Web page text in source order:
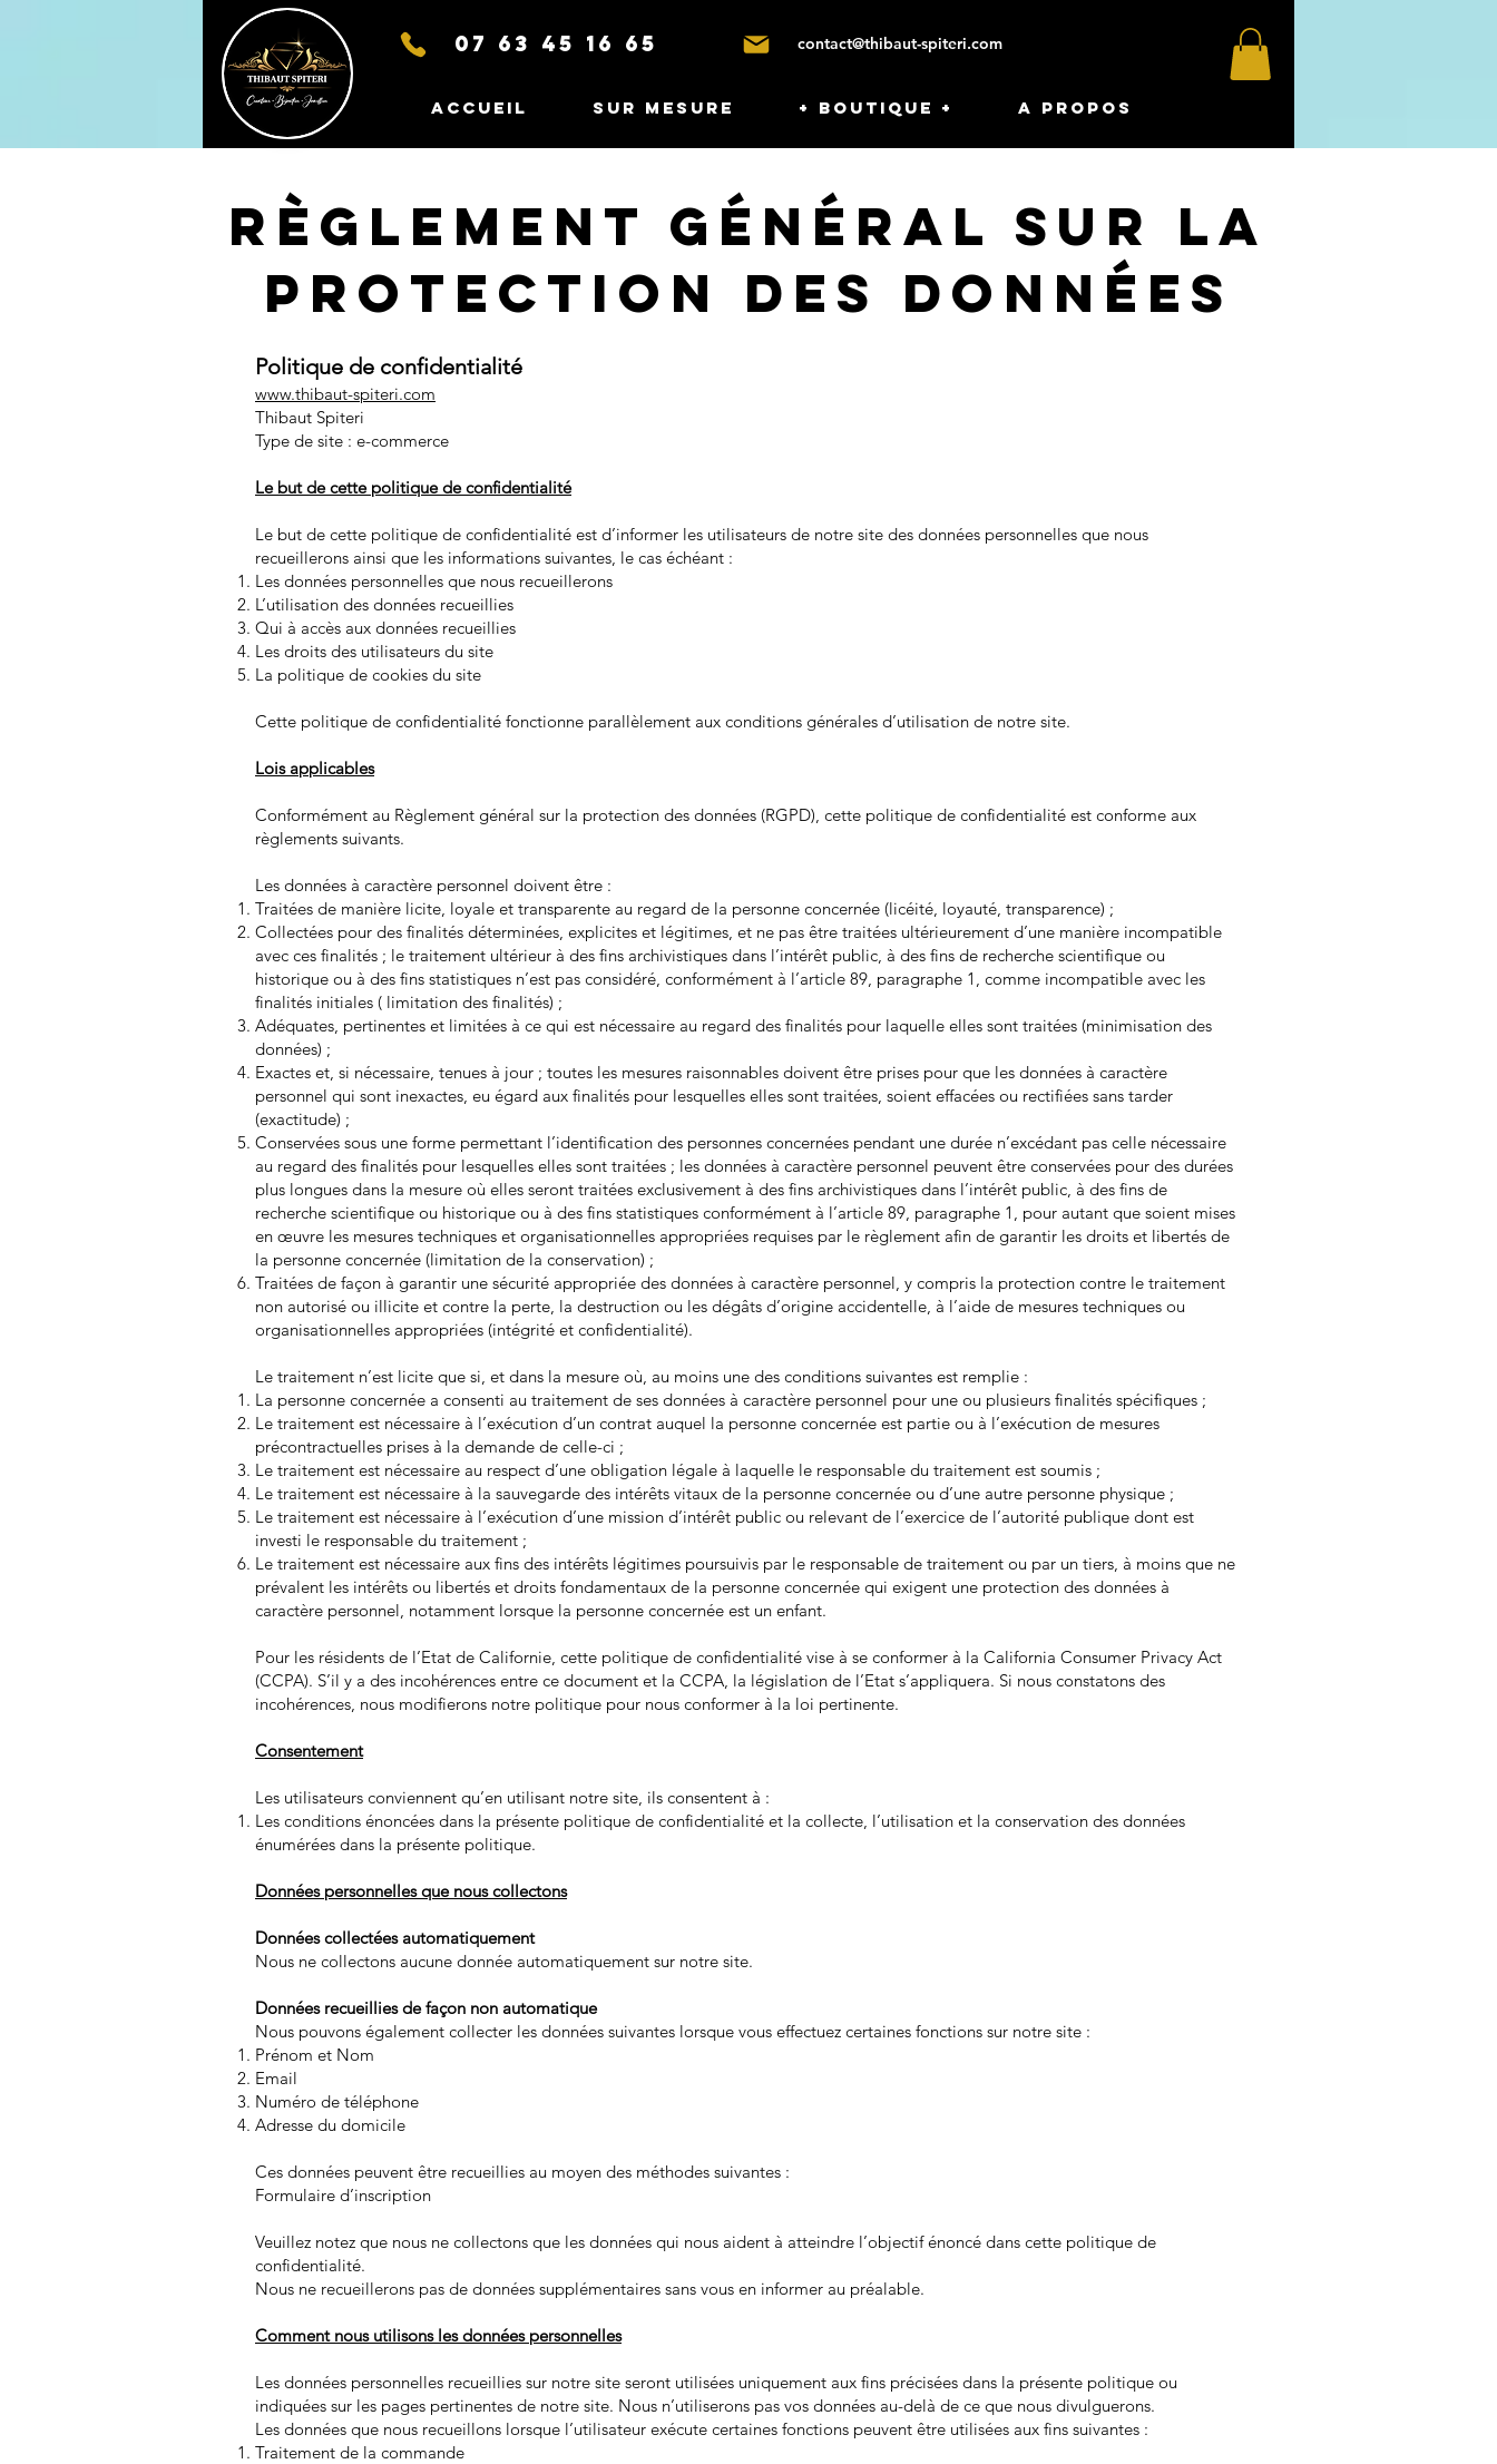
07 63 45 16 65 contact@thibaut-spiteri.com
Accueil Sur mesure + Boutique + A propos
Règlement Général sur la
Protection des Données
Politique de confidentialité
www.thibaut-spiteri.com
Thibaut Spiteri
Type de site : e-commerce
Le but de cette politique de confidentialité
Le but de cette politique de confidentialité est d’informer les utilisateurs de notre site des données personnelles que nous
recueillerons ainsi que les informations suivantes, le cas échéant :
Les données personnelles que nous recueillerons
L’utilisation des données recueillies
Qui à accès aux données recueillies
Les droits des utilisateurs du site
La politique de cookies du site
Cette politique de confidentialité fonctionne parallèlement aux conditions générales d’utilisation de notre site.
Lois applicables
Conformément au Règlement général sur la protection des données (RGPD), cette politique de confidentialité est conforme aux
règlements suivants.
Les données à caractère personnel doivent être :
Traitées de manière licite, loyale et transparente au regard de la personne concernée (licéité, loyauté, transparence) ;
Collectées pour des finalités déterminées, explicites et légitimes, et ne pas être traitées ultérieurement d’une manière incompatible
avec ces finalités ; le traitement ultérieur à des fins archivistiques dans l’intérêt public, à des fins de recherche scientifique ou
historique ou à des fins statistiques n’est pas considéré, conformément à l’article 89, paragraphe 1, comme incompatible avec les
finalités initiales ( limitation des finalités) ;
Adéquates, pertinentes et limitées à ce qui est nécessaire au regard des finalités pour laquelle elles sont traitées (minimisation des
données) ;
Exactes et, si nécessaire, tenues à jour ; toutes les mesures raisonnables doivent être prises pour que les données à caractère
personnel qui sont inexactes, eu égard aux finalités pour lesquelles elles sont traitées, soient effacées ou rectifiées sans tarder
(exactitude) ;
Conservées sous une forme permettant l’identification des personnes concernées pendant une durée n’excédant pas celle nécessaire
au regard des finalités pour lesquelles elles sont traitées ; les données à caractère personnel peuvent être conservées pour des durées
plus longues dans la mesure où elles seront traitées exclusivement à des fins archivistiques dans l’intérêt public, à des fins de
recherche scientifique ou historique ou à des fins statistiques conformément à l’article 89, paragraphe 1, pour autant que soient mises
en œuvre les mesures techniques et organisationnelles appropriées requises par le règlement afin de garantir les droits et libertés de
la personne concernée (limitation de la conservation) ;
Traitées de façon à garantir une sécurité appropriée des données à caractère personnel, y compris la protection contre le traitement
non autorisé ou illicite et contre la perte, la destruction ou les dégâts d’origine accidentelle, à l’aide de mesures techniques ou
organisationnelles appropriées (intégrité et confidentialité).
Le traitement n’est licite que si, et dans la mesure où, au moins une des conditions suivantes est remplie :
La personne concernée a consenti au traitement de ses données à caractère personnel pour une ou plusieurs finalités spécifiques ;
Le traitement est nécessaire à l’exécution d’un contrat auquel la personne concernée est partie ou à l’exécution de mesures
précontractuelles prises à la demande de celle-ci ;
Le traitement est nécessaire au respect d’une obligation légale à laquelle le responsable du traitement est soumis ;
Le traitement est nécessaire à la sauvegarde des intérêts vitaux de la personne concernée ou d’une autre personne physique ;
Le traitement est nécessaire à l’exécution d’une mission d’intérêt public ou relevant de l’exercice de l’autorité publique dont est
investi le responsable du traitement ;
Le traitement est nécessaire aux fins des intérêts légitimes poursuivis par le responsable de traitement ou par un tiers, à moins que ne
prévalent les intérêts ou libertés et droits fondamentaux de la personne concernée qui exigent une protection des données à
caractère personnel, notamment lorsque la personne concernée est un enfant.
Pour les résidents de l’Etat de Californie, cette politique de confidentialité vise à se conformer à la California Consumer Privacy Act
(CCPA). S’il y a des incohérences entre ce document et la CCPA, la législation de l’Etat s’appliquera. Si nous constatons des
incohérences, nous modifierons notre politique pour nous conformer à la loi pertinente.
Consentement
Les utilisateurs conviennent qu’en utilisant notre site, ils consentent à :
Les conditions énoncées dans la présente politique de confidentialité et la collecte, l’utilisation et la conservation des données
énumérées dans la présente politique.
Données personnelles que nous collectons
Données collectées automatiquement
Nous ne collectons aucune donnée automatiquement sur notre site.
Données recueillies de façon non automatique
Nous pouvons également collecter les données suivantes lorsque vous effectuez certaines fonctions sur notre site :
Prénom et Nom
Email
Numéro de téléphone
Adresse du domicile
Ces données peuvent être recueillies au moyen des méthodes suivantes :
Formulaire d’inscription
Veuillez notez que nous ne collectons que les données qui nous aident à atteindre l’objectif énoncé dans cette politique de
confidentialité.
Nous ne recueillerons pas de données supplémentaires sans vous en informer au préalable.
Comment nous utilisons les données personnelles
Les données personnelles recueillies sur notre site seront utilisées uniquement aux fins précisées dans la présente politique ou
indiquées sur les pages pertinentes de notre site. Nous n’utiliserons pas vos données au-delà de ce que nous divulguerons.
Les données que nous recueillons lorsque l’utilisateur exécute certaines fonctions peuvent être utilisées aux fins suivantes :
Traitement de la commande